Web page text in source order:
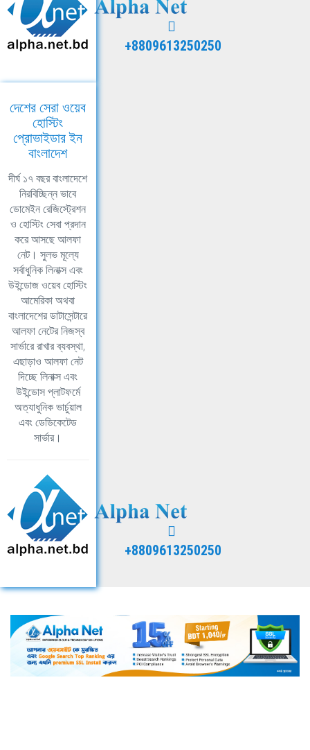
+8809613250250
দেশের সেরা ওয়েব
হোস্টিং
প্রোভাইডার ইন
বাংলাদেশ
দীর্ঘ ১৭ বছর বাংলাদেশে
নিরবিচ্ছিন্ন ভাবে
ডোমেইন রেজিস্ট্রেশন
ও হোস্টিং সেবা প্রদান
করে আসছে আলফা
নেট। সুলভ মূল্যে
সর্বাধুনিক লিনাক্স এবং
উইন্ডোজ ওয়েব হোস্টিং
আমেরিকা অথবা
বাংলাদেশের ডাটাসেন্টারে
আলফা নেটের নিজস্ব
সার্ভারে রাখার ব্যবস্থা,
এছাড়াও আলফা নেট
দিচ্ছে লিনাক্স এবং
উইন্ডোস প্লাটফর্মে
অত্যাধুনিক ভার্চুয়াল
এবং ডেডিকেটেড
সার্ভার।
+8809613250250